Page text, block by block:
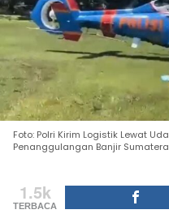
Foto: Polri Kirim Logistik Lewat
Penanggulangan Banjir
1.5k
TERBACA